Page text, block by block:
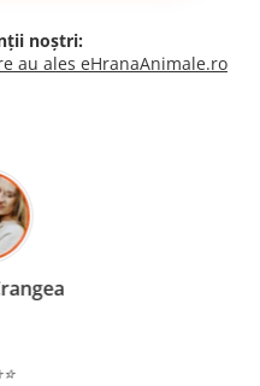
noștri:
au ales eHranaAnimale.ro